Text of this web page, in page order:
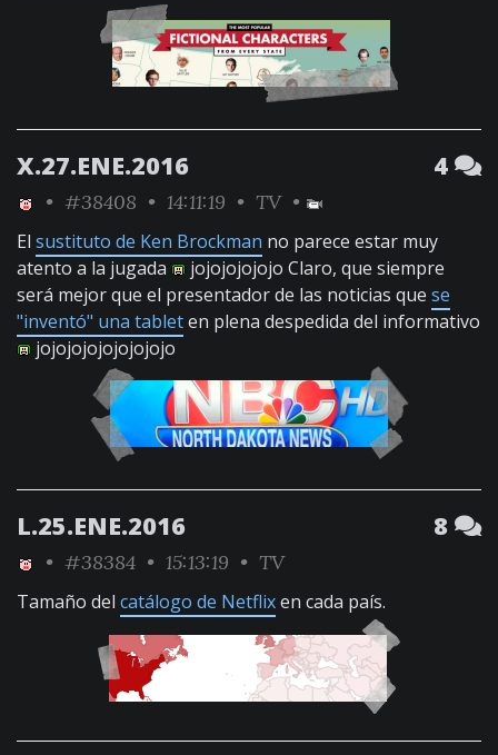
X.27.ENE.2016 4
• #38408 • 14:11:19 • TV•
El sustituto de Ken Brockman no parece estar muy
atento a la jugada
jojojojojojo Claro, que siempre
será mejor que el presentador de las noticias que se
"inventó" una tableten plena despedida del informativo
jojojojojojojojojo
L.25.ENE.2016 8
• #38384 • 15:13:19 • TV
Tamaño del catálogo de Netflixen cada país.